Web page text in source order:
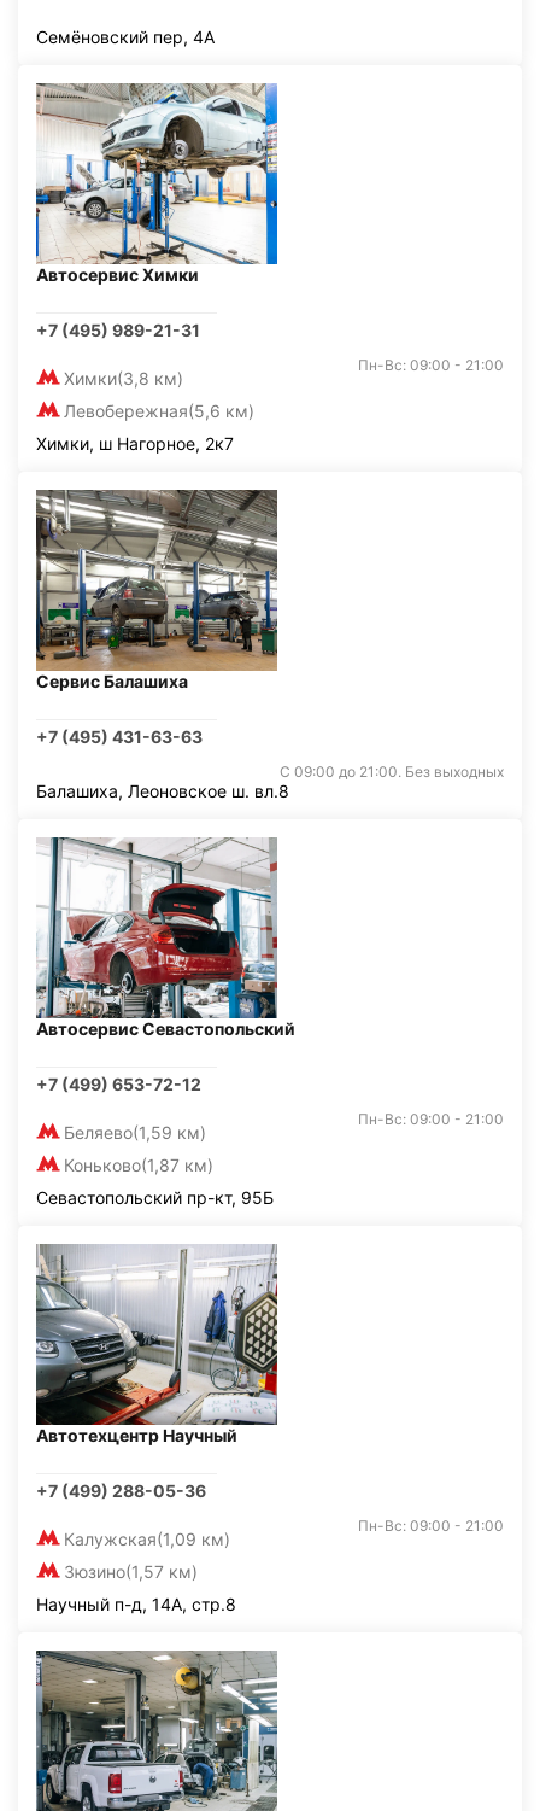
Семёновский пер, 4А
Автосервис Химки
+7 (495) 989-21-31
Химки(3,8 км)
Левобережная(5,6 км)
Пн-Вс: 09:00 - 21:00
Химки, ш Нагорное, 2к7
Сервис Балашиха
+7 (495) 431-63-63
С 09:00 до 21:00. Без выходных
Балашиха, Леоновское ш. вл.8
Автосервис Севастопольский
+7 (499) 653-72-12
Беляево(1,59 км)
Коньково(1,87 км)
Пн-Вс: 09:00 - 21:00
Севастопольский пр-кт, 95Б
Автотехцентр Научный
+7 (499) 288-05-36
Калужская(1,09 км)
Зюзино(1,57 км)
Пн-Вс: 09:00 - 21:00
Научный п-д, 14А, стр.8